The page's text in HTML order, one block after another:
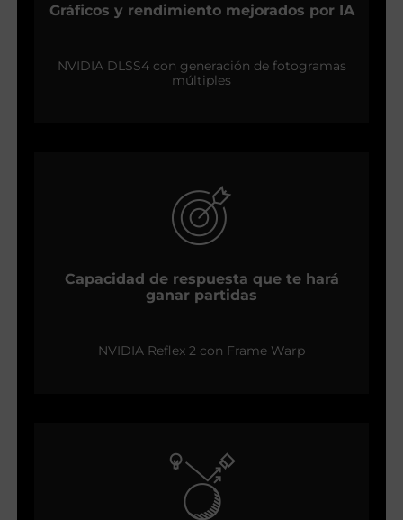
Gráficos y rendimiento mejorados por IA
NVIDIA DLSS4 con generación de fotogramas
múltiples
Capacidad de respuesta que te hará
ganar partidas
NVIDIA Reflex 2 con Frame Warp